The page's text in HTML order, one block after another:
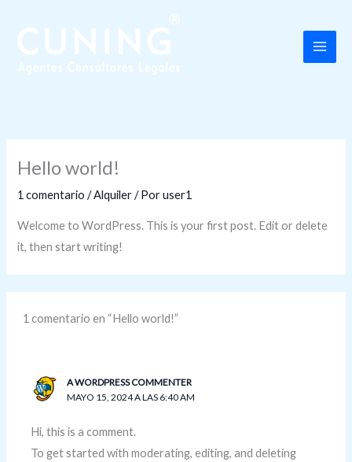
contenido
Hello world!
1 comentario /Alquiler/ Poruser1
Welcome to WordPress. This is your first post. Edit or delete
it, then start writing!
1 comentario en “Hello world!”
A WORDPRESS COMMENTER
MAYO 15, 2024 A LAS 6:40 AM
Hi, this is a comment.
To get started with moderating, editing, and deleting